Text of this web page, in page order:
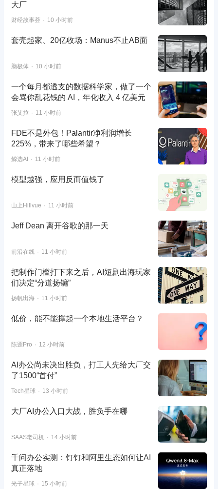
大厂
财经故事荟 10 小时前
套壳起家、20亿收场：Manus不止AB面
脑极体 10 小时前
一个每月都透支的数据科学家，做了一个
会骂你乱花钱的 AI，年化收入 4 亿美元
张艾拉 11 小时前
FDE不是外包！Palantir净利润增长
225%，带来了哪些希望？
鲸选AI 11 小时前
模型越强，应用反而值钱了
山上Hillvue 11 小时前
Jeff Dean 离开谷歌的那一天
前沿在线 11 小时前
把制作门槛打下来之后，AI短剧出海玩家
们决定“分道扬镳”
扬帆出海 11 小时前
低价，能不能撑起一个本地生活平台？
陈罡Pro 12 小时前
AI办公尚未决出胜负，打工人先给大厂交
了1500“首付”
Tech星球 13 小时前
大厂AI办公入口大战，胜负手在哪
SAAS老司机 14 小时前
千问办公实测：钉钉和阿里生态如何让AI
真正落地
光子星球 15 小时前